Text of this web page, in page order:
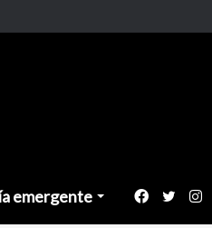
emergente Facebook